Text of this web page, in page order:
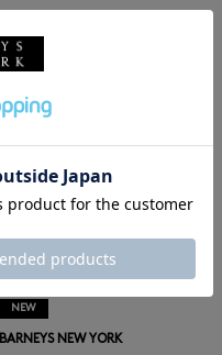
NEW
BARNEYS NEW YORK